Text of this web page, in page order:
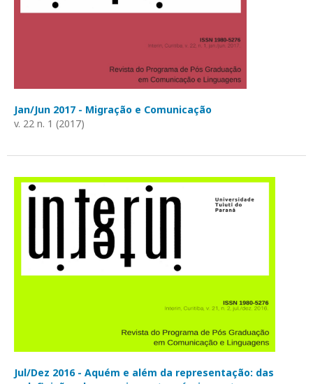
Jan/Jun 2017 - Migração e Comunicação
v. 22 n. 1 (2017)
Jul/Dez 2016 - Aquém e além da representação: das